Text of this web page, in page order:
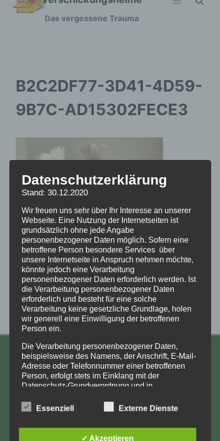
Zum
Das vergessene Trauma
B2C2DF77-3D41-4D59-
9B7C-AD15302FECE3
KONTAKT
Aufarbeitung und Erforschung
Kinderverschickung e.V.
Anja Röhl
12059 Berlin
Datenschutzerklärung
Stand: 30.12.2020
Wir freuen uns sehr über Ihr Interesse an unserer
Webseite. Eine Nutzung der Internetseiten ist
grundsätzlich ohne jede Angabe
personenbezogener Daten möglich. Sofern eine
betroffene Person besondere Services über
unsere Internetseite in Anspruch nehmen möchte,
könnte jedoch eine Verarbeitung
personenbezogener Daten erforderlich werden. Ist
die Verarbeitung personenbezogener Daten
erforderlich und besteht für eine solche
Verarbeitung keine gesetzliche Grundlage, holen
wir generell eine Einwilligung der betroffenen
Person ein.
Die Verarbeitung personenbezogener Daten,
beispielsweise des Namens, der Anschrift, E-Mail-
Adresse oder Telefonnummer einer betroffenen
Person, erfolgt stets im Einklang mit der
Datenschutz-Grundverordnung und in
landesspezifischen Datenschutzbestimmungen.
und Zweck der von uns erhobenen, genutzten und
Essenziell Externe Dienste
✓ Akzeptieren